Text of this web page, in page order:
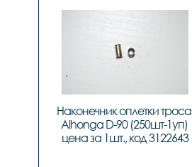
Наконечник оплетки троса
Alhonga D-90 (250шт-1уп)
цена за 1шт., код 3122643